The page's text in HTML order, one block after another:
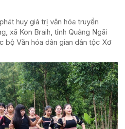
huy giá trị văn hóa truyền
xã Kon Braih, tỉnh Quảng Ngãi
bộ Văn hóa dân gian dân tộc Xơ